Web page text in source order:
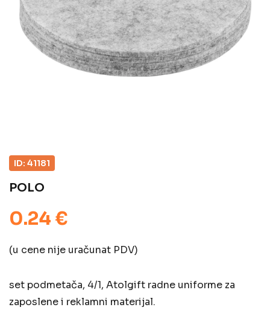
ID: 41181
POLO
0.24 €
(u cene nije uračunat PDV)
set podmetača, 4/1, Atolgift radne uniforme za
zaposlene i reklamni materijal.